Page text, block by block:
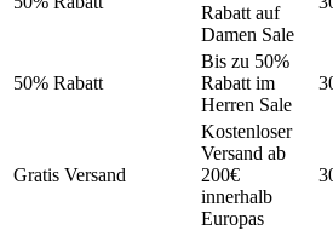
Rabatt auf
Damen Sale
50% Rabatt
Bis zu 50%
Rabatt im
Herren Sale
Gratis Versand
Kostenloser
Versand ab
200€
innerhalb
Europas